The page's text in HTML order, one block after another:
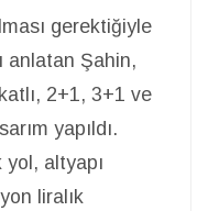
gerektiğiyle
anlatan Şahin,
2+1, 3+1 ve
yapıldı.
altyapı
liralık